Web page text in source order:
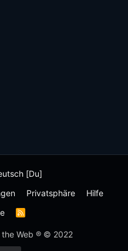
[Du]
Privatsphäre
Hilfe
R
S
-
the Web ® © 2022